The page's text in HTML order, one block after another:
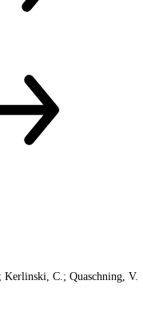
Kerlinski, C.; Quaschning, V.